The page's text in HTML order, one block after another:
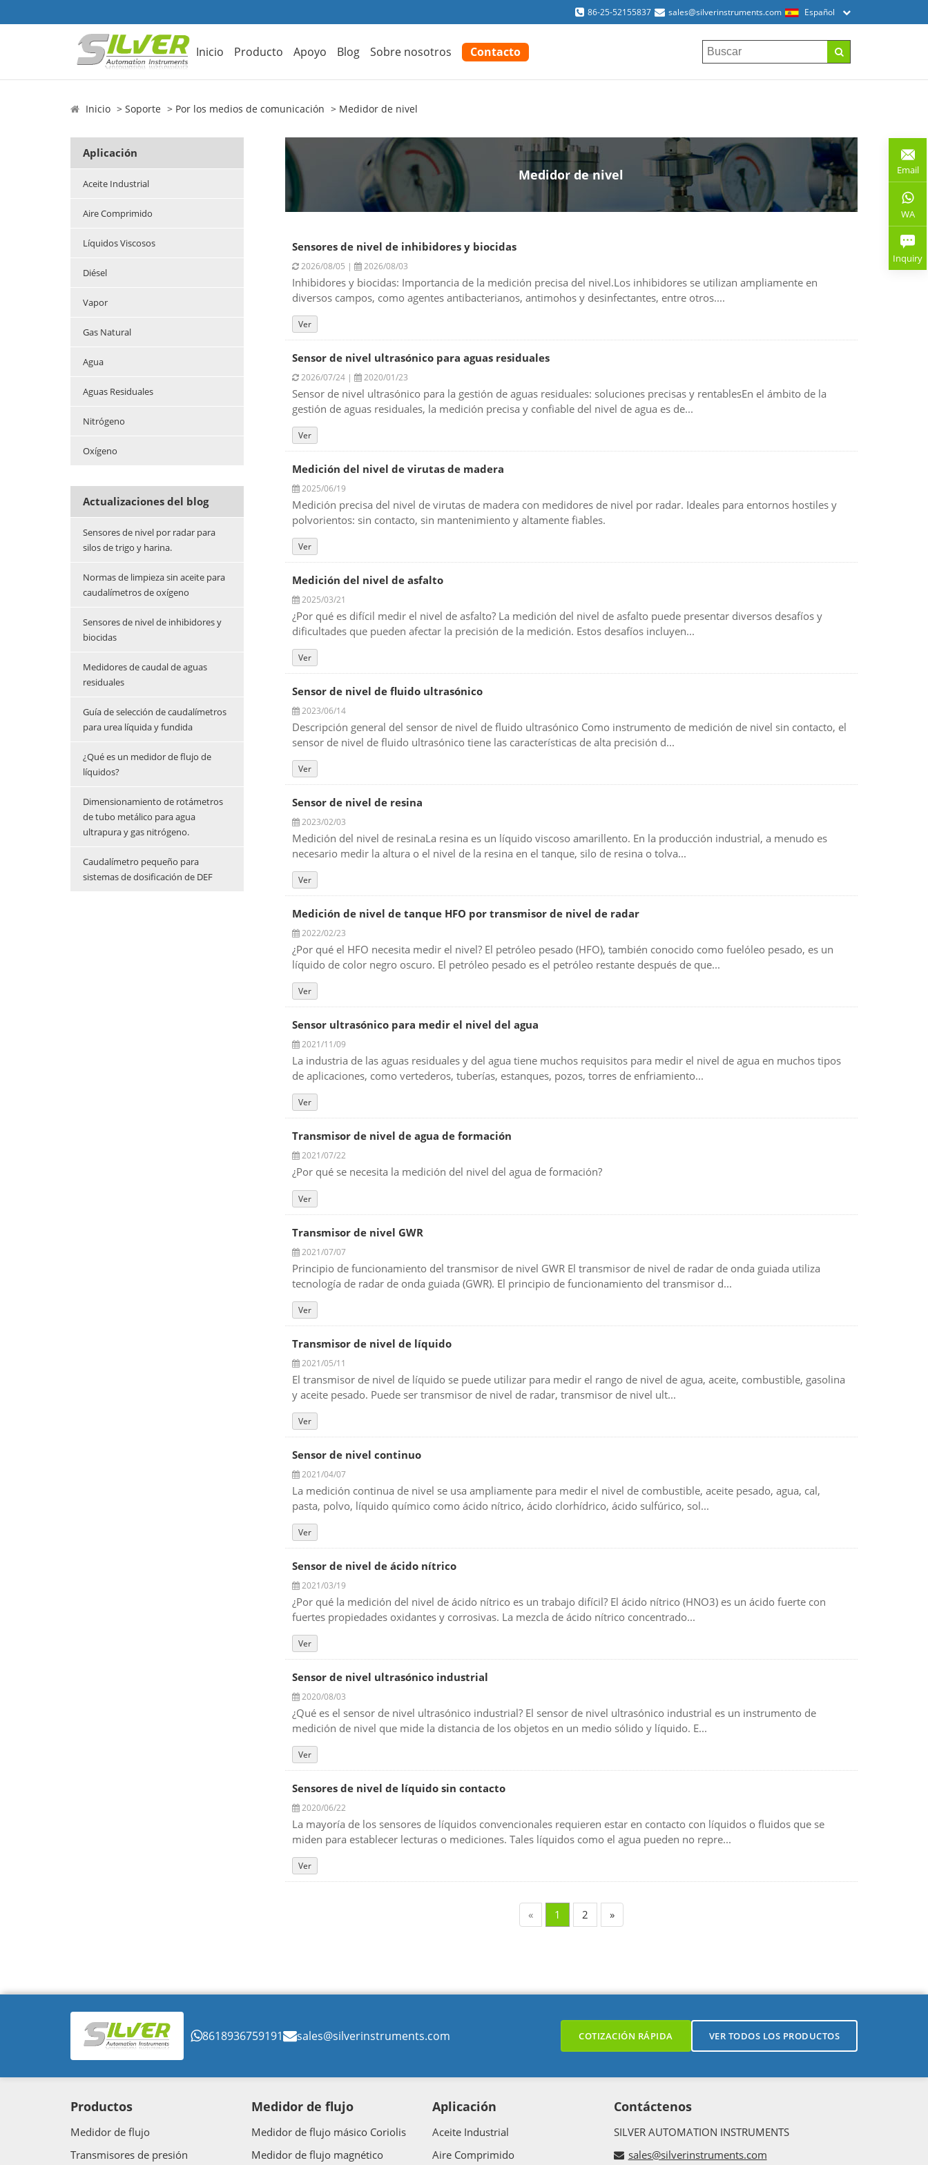
86-25-52155837 sales@silverinstruments.com Español
Inicio Producto Apoyo Blog Sobre nosotros Contacto
Inicio Soporte Por los medios de comunicación Medidor de nivel
Aplicación
Aceite Industrial
Aire Comprimido
Líquidos Viscosos
Diésel
Vapor
Gas Natural
Agua
Aguas Residuales
Nitrógeno
Oxígeno
Actualizaciones del blog
Sensores de nivel por radar para
silos de trigo y harina.
Normas de limpieza sin aceite para
caudalímetros de oxígeno
Sensores de nivel de inhibidores y
biocidas
Medidores de caudal de aguas
residuales
Guía de selección de caudalímetros
para urea líquida y fundida
¿Qué es un medidor de flujo de
líquidos?
Dimensionamiento de rotámetros
de tubo metálico para agua
ultrapura y gas nitrógeno.
Caudalímetro pequeño para
sistemas de dosificación de DEF
Medidor de nivel
Sensores de nivel de inhibidores y biocidas
2026/08/05 | 2026/08/03
Inhibidores y biocidas: Importancia de la medición precisa del nivel.Los inhibidores se utilizan ampliamente en
diversos campos, como agentes antibacterianos, antimohos y desinfectantes, entre otros....
Ver
Sensor de nivel ultrasónico para aguas residuales
2026/07/24 | 2020/01/23
Sensor de nivel ultrasónico para la gestión de aguas residuales: soluciones precisas y rentablesEn el ámbito de la
gestión de aguas residuales, la medición precisa y confiable del nivel de agua es de...
Ver
Medición del nivel de virutas de madera
2025/06/19
Medición precisa del nivel de virutas de madera con medidores de nivel por radar. Ideales para entornos hostiles y
polvorientos: sin contacto, sin mantenimiento y altamente fiables.
Ver
Medición del nivel de asfalto
2025/03/21
¿Por qué es difícil medir el nivel de asfalto? La medición del nivel de asfalto puede presentar diversos desafíos y
dificultades que pueden afectar la precisión de la medición. Estos desafíos incluyen...
Ver
Sensor de nivel de fluido ultrasónico
2023/06/14
Descripción general del sensor de nivel de fluido ultrasónico Como instrumento de medición de nivel sin contacto, el
sensor de nivel de fluido ultrasónico tiene las características de alta precisión d...
Ver
Sensor de nivel de resina
2023/02/03
Medición del nivel de resinaLa resina es un líquido viscoso amarillento. En la producción industrial, a menudo es
necesario medir la altura o el nivel de la resina en el tanque, silo de resina o tolva...
Ver
Medición de nivel de tanque HFO por transmisor de nivel de radar
2022/02/23
¿Por qué el HFO necesita medir el nivel? El petróleo pesado (HFO), también conocido como fuelóleo pesado, es un
líquido de color negro oscuro. El petróleo pesado es el petróleo restante después de que...
Ver
Sensor ultrasónico para medir el nivel del agua
2021/11/09
La industria de las aguas residuales y del agua tiene muchos requisitos para medir el nivel de agua en muchos tipos
de aplicaciones, como vertederos, tuberías, estanques, pozos, torres de enfriamiento...
Ver
Transmisor de nivel de agua de formación
2021/07/22
¿Por qué se necesita la medición del nivel del agua de formación?
Ver
Transmisor de nivel GWR
2021/07/07
Principio de funcionamiento del transmisor de nivel GWR El transmisor de nivel de radar de onda guiada utiliza
tecnología de radar de onda guiada (GWR). El principio de funcionamiento del transmisor d...
Ver
Transmisor de nivel de líquido
2021/05/11
El transmisor de nivel de líquido se puede utilizar para medir el rango de nivel de agua, aceite, combustible, gasolina
y aceite pesado. Puede ser transmisor de nivel de radar, transmisor de nivel ult...
Ver
Sensor de nivel continuo
2021/04/07
La medición continua de nivel se usa ampliamente para medir el nivel de combustible, aceite pesado, agua, cal,
pasta, polvo, líquido químico como ácido nítrico, ácido clorhídrico, ácido sulfúrico, sol...
Ver
Sensor de nivel de ácido nítrico
2021/03/19
¿Por qué la medición del nivel de ácido nítrico es un trabajo difícil? El ácido nítrico (HNO3) es un ácido fuerte con
fuertes propiedades oxidantes y corrosivas. La mezcla de ácido nítrico concentrado...
Ver
Sensor de nivel ultrasónico industrial
2020/08/03
¿Qué es el sensor de nivel ultrasónico industrial? El sensor de nivel ultrasónico industrial es un instrumento de
medición de nivel que mide la distancia de los objetos en un medio sólido y líquido. E...
Ver
Sensores de nivel de líquido sin contacto
2020/06/22
La mayoría de los sensores de líquidos convencionales requieren estar en contacto con líquidos o fluidos que se
miden para establecer lecturas o mediciones. Tales líquidos como el agua pueden no repre...
Ver
« 1 2 »
8618936759191 sales@silverinstruments.com COTIZACIÓN RÁPIDA VER TODOS LOS PRODUCTOS
Productos
Medidor de flujo
Transmisores de presión
Medidor de flujo
Medidor de flujo másico Coriolis
Medidor de flujo magnético
Aplicación
Aceite Industrial
Aire Comprimido
Contáctenos
SILVER AUTOMATION INSTRUMENTS
sales@silverinstruments.com
Email
WA
Inquiry